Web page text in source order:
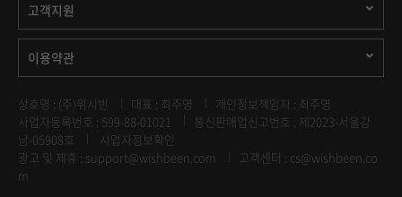
고객지원
이용약관
상호명 : (주)위시빈 대표 : 최주영
개인정보책임자 : 최주영
사업자등록번호 : 599-88-01021
통신판매업신고번호 : 제2023-서울강
남-05908호
사업자정보확인
광고 및 제휴 : support@wishbeen.com
고객센터 : cs@wishbeen.co
m